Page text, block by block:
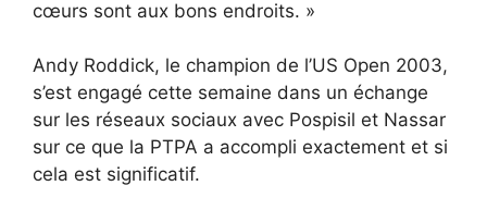
cœurs sont aux bons endroits. »
Andy Roddick, le champion de l’US Open 2003,
s’est engagé cette semaine dans un échange
sur les réseaux sociaux avec Pospisil et Nassar
sur ce que la PTPA a accompli exactement et si
cela est significatif.